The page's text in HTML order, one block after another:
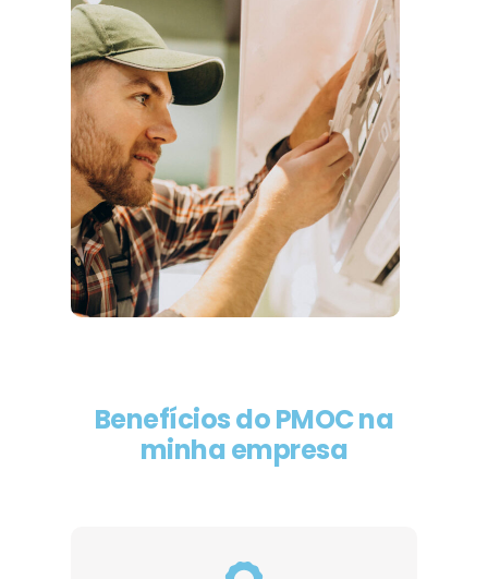
Benefícios do PMOC na
minha empresa